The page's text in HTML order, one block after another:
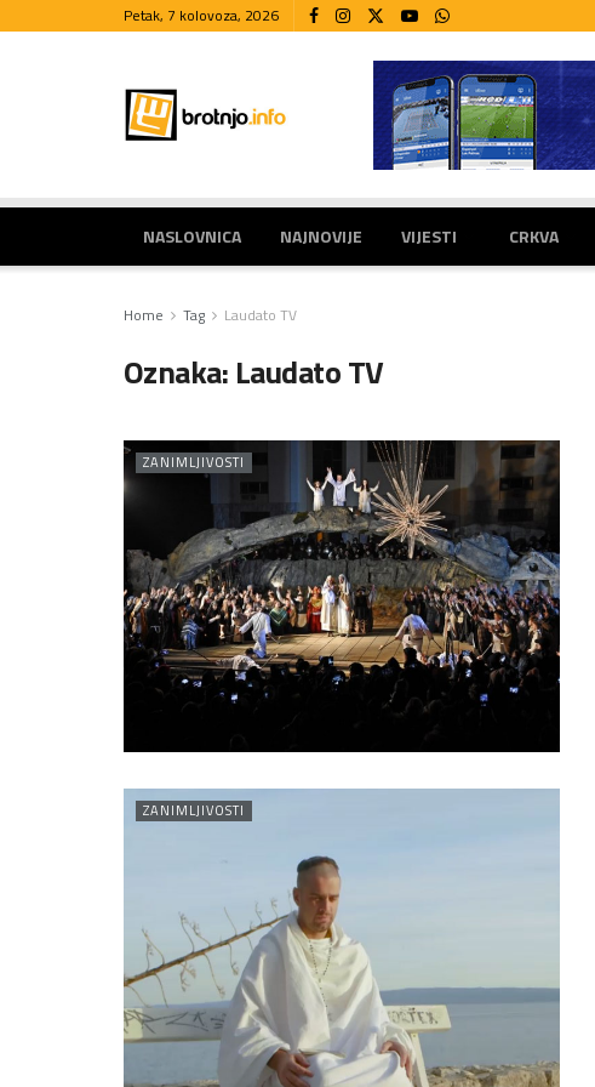
Petak, 7 kolovoza, 2026
NASLOVNICA NAJNOVIJE VIJESTI CRKVA
Home Tag Laudato TV
Oznaka: Laudato TV
ZANIMLJIVOSTI
ZANIMLJIVOSTI